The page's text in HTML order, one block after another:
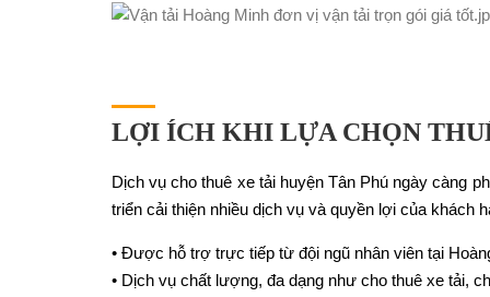
LỢI ÍCH KHI LỰA CHỌN
Dịch vụ cho thuê xe tải huyện Tân Phú ngày càng
triển cải thiện nhiều dịch vụ và quyền lợi của khách
• Được hỗ trợ trực tiếp từ đội ngũ nhân viên tại
• Dịch vụ chất lượng, đa dạng như cho thuê xe tải,